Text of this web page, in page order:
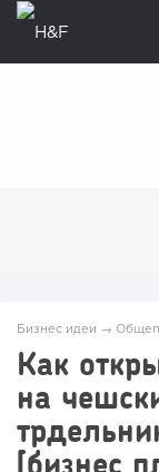
Бизнес идеи →
Как
на
[бизнес